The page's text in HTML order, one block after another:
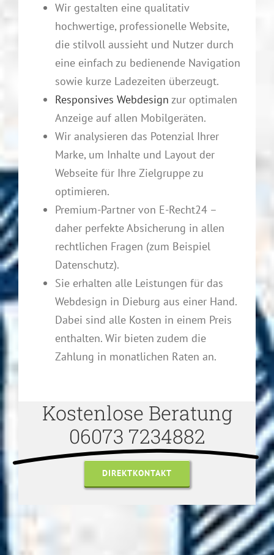
Wir gestalten eine qualitativ
hochwertige, professionelle Website,
die stilvoll aussieht und Nutzer durch
eine einfach zu bedienende Navigation
sowie kurze Ladezeiten überzeugt.
Responsives Webdesign zur optimalen
Anzeige auf allen Mobilgeräten.
Wir analysieren das Potenzial Ihrer
Marke, um Inhalte und Layout der
Webseite für Ihre Zielgruppe zu
optimieren.
Premium-Partner von E-Recht24 –
daher perfekte Absicherung in allen
rechtlichen Fragen (zum Beispiel
Datenschutz).
Sie erhalten alle Leistungen für das
Webdesign in Dieburg aus einer Hand.
Dabei sind alle Kosten in einem Preis
enthalten. Wir bieten zudem die
Zahlung in monatlichen Raten an.
Kostenlose Beratung
06073 7234882
DIREKTKONTAKT